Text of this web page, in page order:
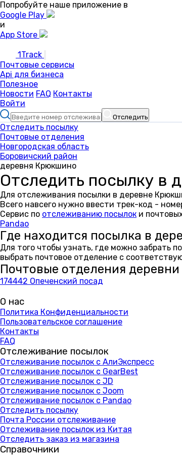
Попробуйте наше приложение в
Google Play
и
App Store
1Track
Почтовые сервисы
Api для бизнеса
Полезное
Новости FAQ Контакты
Войти
Отследить
Отследить посылку
Почтовые отделения
Новгородская область
Боровичский район
деревня Крюкшино
Отследить посылку в
Для отслеживания посылки в деревне
Всего навсего нужно ввести трек-код -
Сервис по отслеживанию посылок и
Pandao
Где находится посылка в
Для того чтобы узнать, где можно забрать
выбрать почтовое отделение с
Почтовые отделения
174442 Опеченский посад
О нас
Политика Конфиденциальности
Пользовательское соглашение
Контакты
FAQ
Отслеживание посылок
Отслеживание посылок с АлиЭкспресс
Отслеживание посылок с GearBest
Отслеживание посылок с JD
Отслеживание посылок с Joom
Отслеживание посылок с Pandao
Отследить посылку
Почта России отслеживание
Отслеживание посылок из Китая
Отследить заказ из магазина
Справочники